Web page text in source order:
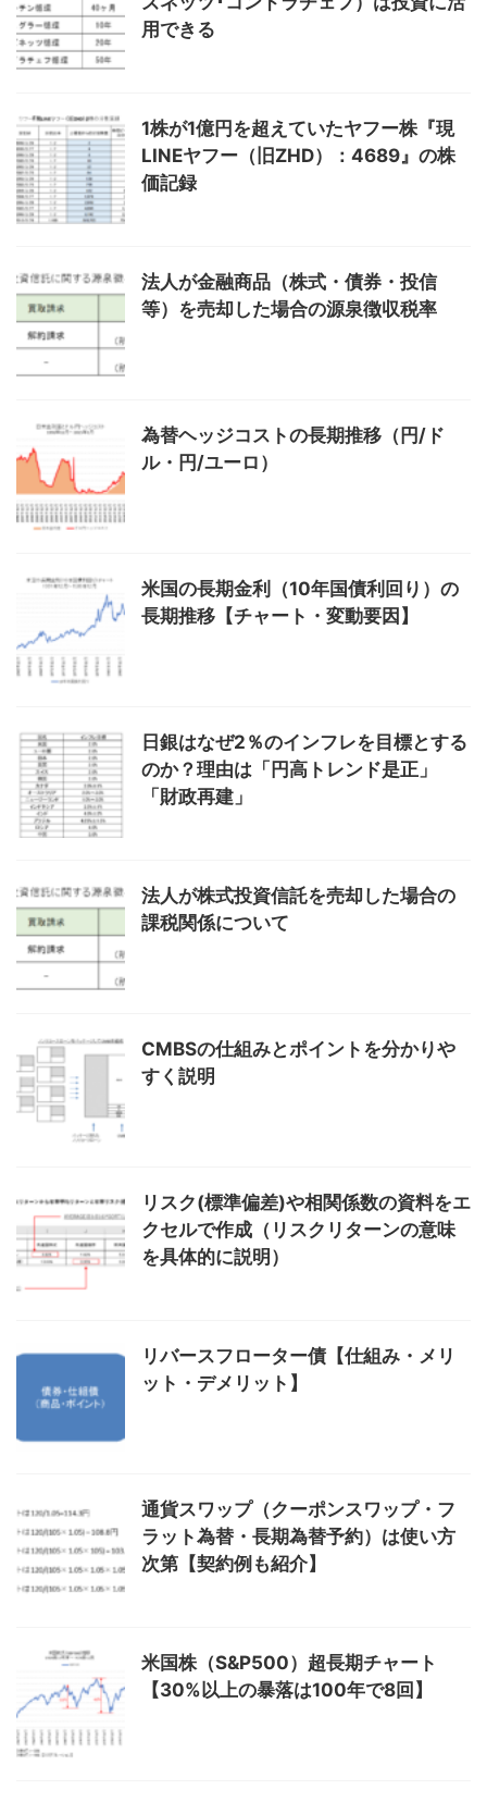
用できる
1株が1億円を超えていたヤフー株『現
LINEヤフー（旧ZHD）：4689』の株
価記録
法人が金融商品（株式・債券・投信
等）を売却した場合の源泉徴収税率
為替ヘッジコストの長期推移（円/ド
ル・円/ユーロ）
米国の長期金利（10年国債利回り）の
長期推移【チャート・変動要因】
日銀はなぜ2％のインフレを目標とする
のか？理由は「円高トレンド是正」
「財政再建」
法人が株式投資信託を売却した場合の
課税関係について
CMBSの仕組みとポイントを分かりや
すく説明
リスク(標準偏差)や相関係数の資料をエ
クセルで作成（リスクリターンの意味
を具体的に説明）
リバースフローター債【仕組み・メリ
ット・デメリット】
通貨スワップ（クーポンスワップ・フ
ラット為替・長期為替予約）は使い方
次第【契約例も紹介】
米国株（S&P500）超長期チャート
【30%以上の暴落は100年で8回】